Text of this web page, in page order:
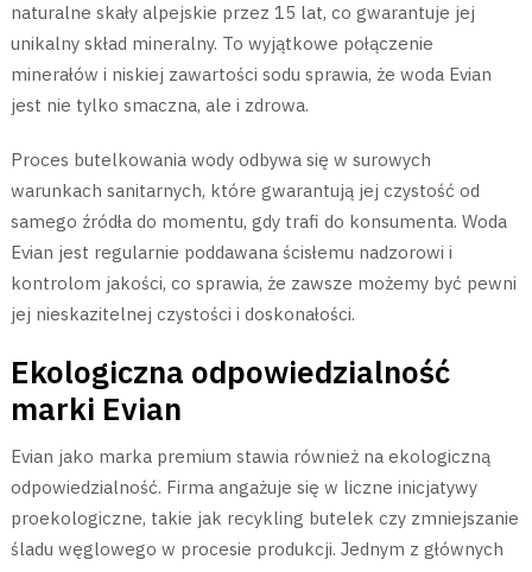
naturalne skały alpejskie przez 15 lat, co gwarantuje jej
unikalny skład mineralny. To wyjątkowe połączenie
minerałów i niskiej zawartości sodu sprawia, że woda Evian
jest nie tylko smaczna, ale i zdrowa.
Proces butelkowania wody odbywa się w surowych
warunkach sanitarnych, które gwarantują jej czystość od
samego źródła do momentu, gdy trafi do konsumenta. Woda
Evian jest regularnie poddawana ścisłemu nadzorowi i
kontrolom jakości, co sprawia, że zawsze możemy być pewni
jej nieskazitelnej czystości i doskonałości.
Ekologiczna odpowiedzialność
marki Evian
Evian jako marka premium stawia również na ekologiczną
odpowiedzialność. Firma angażuje się w liczne inicjatywy
proekologiczne, takie jak recykling butelek czy zmniejszanie
śladu węglowego w procesie produkcji. Jednym z głównych